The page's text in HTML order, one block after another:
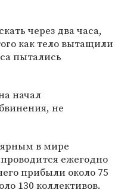
через два часа,
как тело вытащили
пытались
начал
не
в мире
ежегодно
прибыли около 75
130 коллективов.